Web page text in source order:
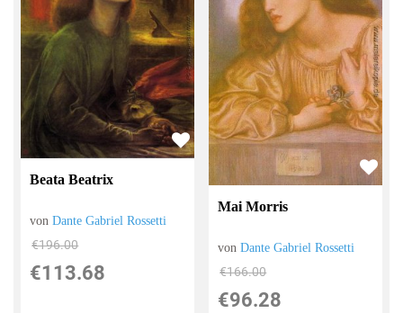
Beata Beatrix
vonDante Gabriel Rossetti
€196.00
€113.68
Mai Morris
vonDante Gabriel Rossetti
€166.00
€96.28